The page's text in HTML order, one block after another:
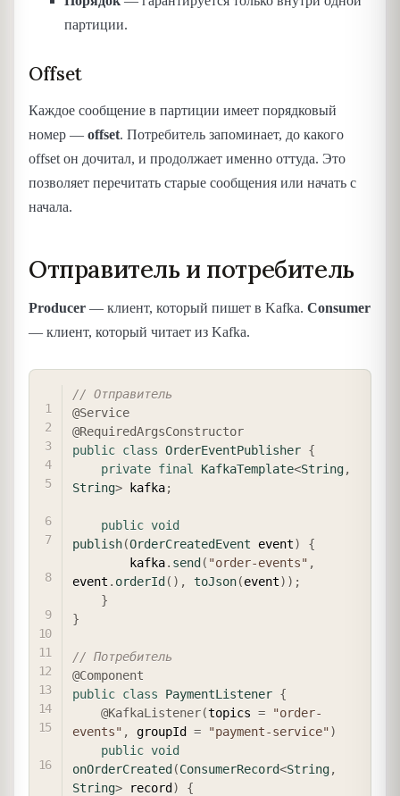
партиции.
Offset
Каждое сообщение в партиции имеет порядковый
номер — offset. Потребитель запоминает, до какого
offset он дочитал, и продолжает именно оттуда. Это
позволяет перечитать старые сообщения или начать с
начала.
Отправитель и потребитель
Producer — клиент, который пишет в Kafka. Consumer
— клиент, который читает из Kafka.
// Отправитель
@Service
@RequiredArgsConstructor
public class OrderEventPublisher {
private final KafkaTemplate<String,
String> kafka;
public void
publish(OrderCreatedEvent event)
{
        kafka
. send( "order-events" ,
event . orderId( ) , toJson(event) ) ;
}
}
// Потребитель
@Component
public class PaymentListener {
@KafkaListener(topics =
"order-
events" , groupId = "payment-service")
public void
onOrderCreated(ConsumerRecord<String,
String> record)
{